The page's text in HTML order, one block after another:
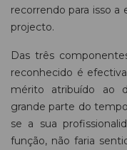
recorrendo para isso a
projecto.
Das três
reconhecido é
mérito atribuído ao
grande parte do
se a sua
função, não faria